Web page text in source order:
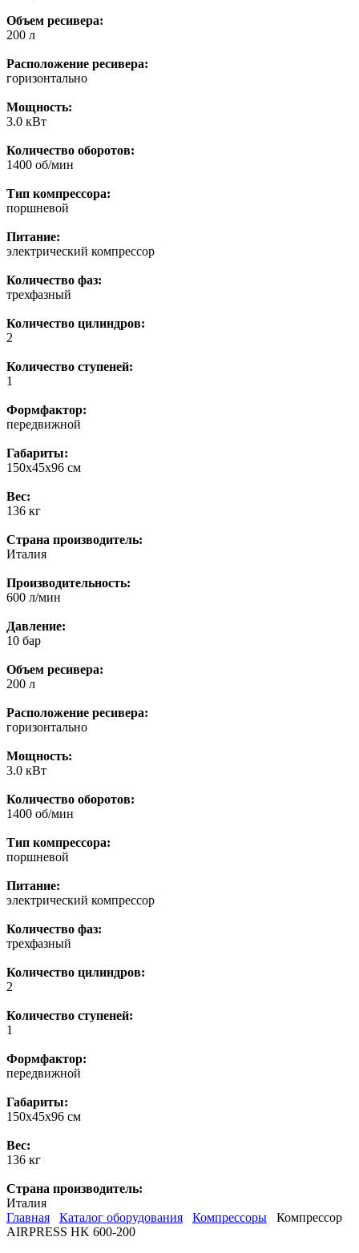
Объем ресивера:
200 л
Расположение ресивера:
горизонтально
Мощность:
3.0 кВт
Количество оборотов:
1400 об/мин
Тип компрессора:
поршневой
Питание:
электрический компрессор
Количество фаз:
трехфазный
Количество цилиндров:
2
Количество ступеней:
1
Формфактор:
передвижной
Габариты:
150х45х96 см
Вес:
136 кг
Страна производитель:
Италия
Производительность:
600 л/мин
Давление:
10 бар
Объем ресивера:
200 л
Расположение ресивера:
горизонтально
Мощность:
3.0 кВт
Количество оборотов:
1400 об/мин
Тип компрессора:
поршневой
Питание:
электрический компрессор
Количество фаз:
трехфазный
Количество цилиндров:
2
Количество ступеней:
1
Формфактор:
передвижной
Габариты:
150х45х96 см
Вес:
136 кг
Страна производитель:
Италия
Главная
Каталог оборудования Компрессоры
Компрессор
AIRPRESS HK 600-200